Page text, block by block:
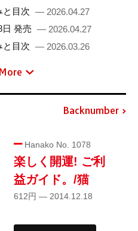
と目次 — 2026.04.27
日 発売 — 2026.04.27
と目次 — 2026.03.26
Backnumber
Hanako No. 1078
楽しく開運! ご利
益ガイド。/猫
612円 — 2014.12.18